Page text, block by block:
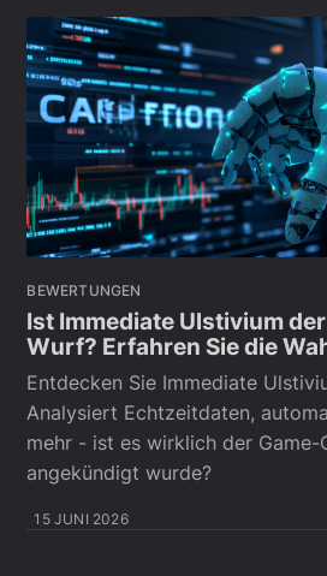
BEWERTUNGEN
Ist Immediate Ulstivium
Wurf? Erfahren Sie die
Entdecken Sie Immediate
Analysiert Echtzeitdaten,
mehr - ist es wirklich der Game-
angekündigt wurde?
15 JUNI 2026